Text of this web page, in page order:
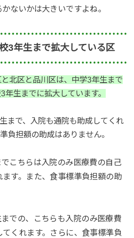
ないかは大きいですよね。
3年生まで拡大している区
北区と品川区は、中学3年生まで
生までに拡大しています。
まで、入院も通院も助成してくれ
負担額の助成はありません。
こちらは入院のみ医療費の自己
す。また、食事標準負担額の助
での、こちらも入院のみ医療費
くれます。さらに、食事標準負